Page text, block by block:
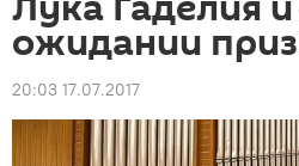
ожидании
20:03 17.07.2017